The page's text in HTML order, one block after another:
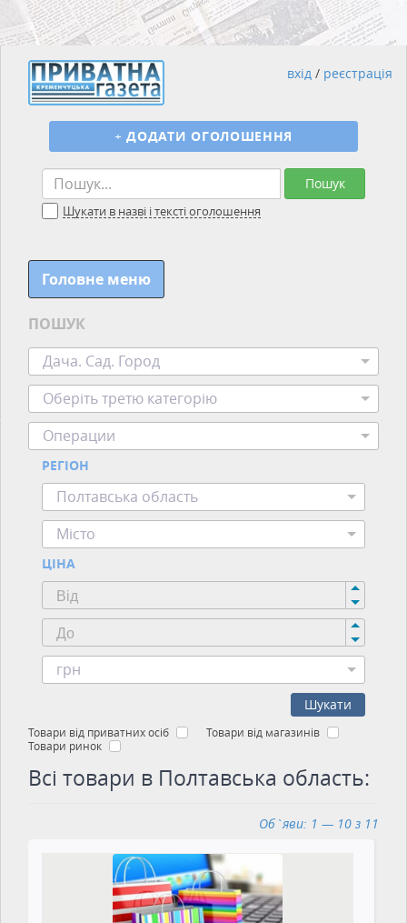
Пошук
Шукати в назві і тексті оголошення
+ ДОДАТИ ОГОЛОШЕННЯ
вхід / реєстрація
Головне меню
ПОШУК
Дача. Сад. Город
Оберіть третю категорію
Операции
РЕГІОН
Полтавська область
Місто
ЦІНА
грн
Шукати
Товари від приватних осіб
Товари від магазинів
Товари ринок
Всі товари в Полтавська область:
Об`яви: 1 — 10 з 11